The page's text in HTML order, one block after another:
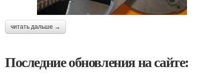
читать дальше →
Последние обновления на сайте: